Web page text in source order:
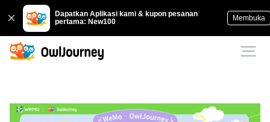
Dapatkan Aplikasi kami & kupon pesanan
pertama: New100
Membuka